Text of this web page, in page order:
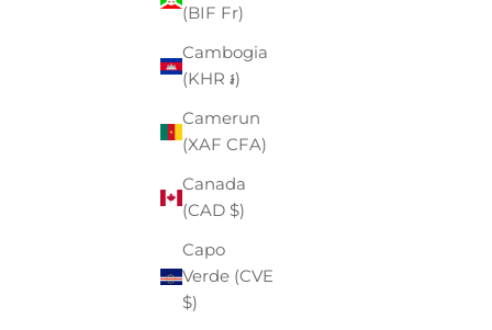
(BIF Fr)
Cambogia
(KHR ៛)
Camerun
(XAF CFA)
Canada
(CAD $)
Capo
Verde (CVE
$)
(EUR €)
Angola
(EUR €)
Anguilla
(XCD $)
Antigua e
Barbuda
Arabia
Saudita